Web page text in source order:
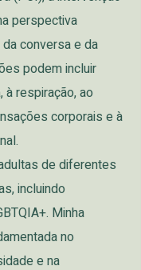
perspectiva
conversa e da
podem incluir
à respiração, ao
corporais e à
de diferentes
incluindo
Minha
no
e na